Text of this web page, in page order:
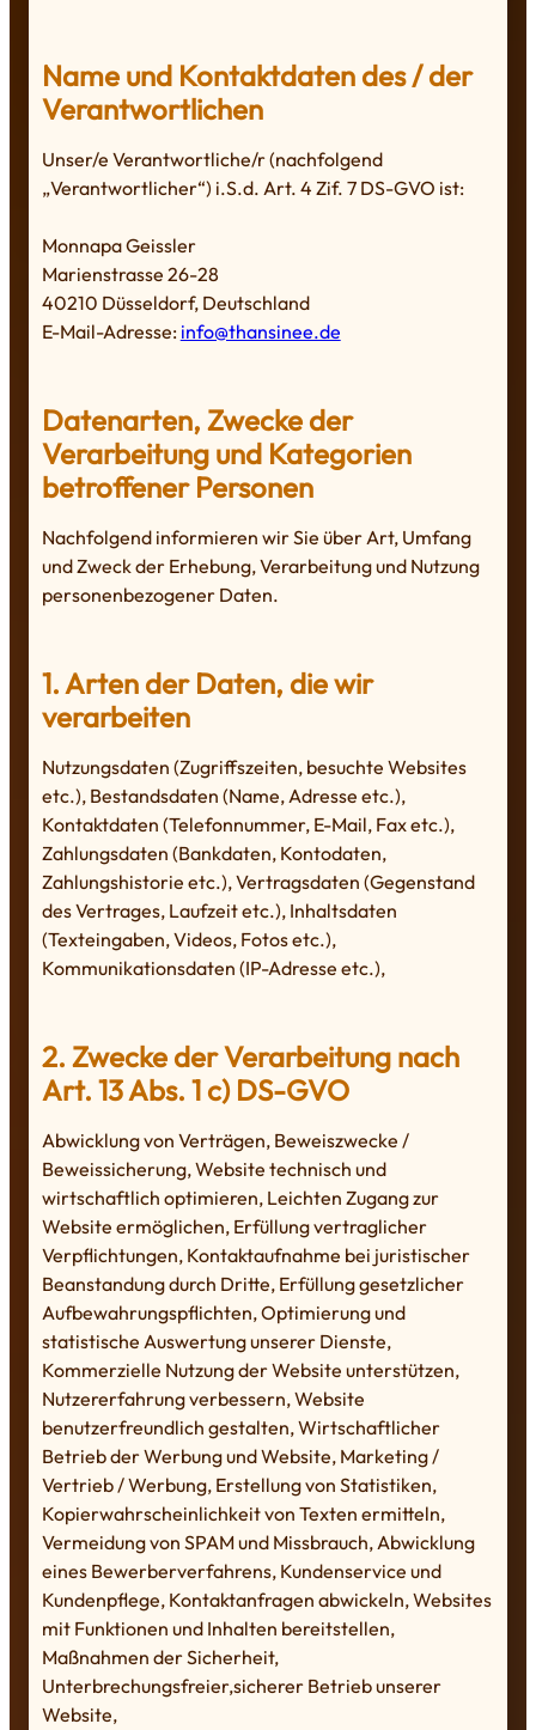
Name und Kontaktdaten des / der
Verantwortlichen
Unser/e Verantwortliche/r (nachfolgend
„Verantwortlicher“) i.S.d. Art. 4 Zif. 7 DS-GVO ist:
Monnapa Geissler
Marienstrasse 26-28
40210 Düsseldorf, Deutschland
E-Mail-Adresse: info@thansinee.de
Datenarten, Zwecke der
Verarbeitung und Kategorien
betroffener Personen
Nachfolgend informieren wir Sie über Art, Umfang
und Zweck der Erhebung, Verarbeitung und Nutzung
personenbezogener Daten.
1. Arten der Daten, die wir
verarbeiten
Nutzungsdaten (Zugriffszeiten, besuchte Websites
etc.), Bestandsdaten (Name, Adresse etc.),
Kontaktdaten (Telefonnummer, E-Mail, Fax etc.),
Zahlungsdaten (Bankdaten, Kontodaten,
Zahlungshistorie etc.), Vertragsdaten (Gegenstand
des Vertrages, Laufzeit etc.), Inhaltsdaten
(Texteingaben, Videos, Fotos etc.),
Kommunikationsdaten (IP-Adresse etc.),
2. Zwecke der Verarbeitung nach
Art. 13 Abs. 1 c) DS-GVO
Abwicklung von Verträgen, Beweiszwecke /
Beweissicherung, Website technisch und
wirtschaftlich optimieren, Leichten Zugang zur
Website ermöglichen, Erfüllung vertraglicher
Verpflichtungen, Kontaktaufnahme bei juristischer
Beanstandung durch Dritte, Erfüllung gesetzlicher
Aufbewahrungspflichten, Optimierung und
statistische Auswertung unserer Dienste,
Kommerzielle Nutzung der Website unterstützen,
Nutzererfahrung verbessern, Website
benutzerfreundlich gestalten, Wirtschaftlicher
Betrieb der Werbung und Website, Marketing /
Vertrieb / Werbung, Erstellung von Statistiken,
Kopierwahrscheinlichkeit von Texten ermitteln,
Vermeidung von SPAM und Missbrauch, Abwicklung
eines Bewerberverfahrens, Kundenservice und
Kundenpflege, Kontaktanfragen abwickeln, Websites
mit Funktionen und Inhalten bereitstellen,
Maßnahmen der Sicherheit,
Unterbrechungsfreier,sicherer Betrieb unserer
Website,